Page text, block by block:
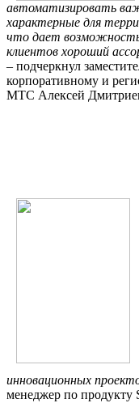
автоматизировать
характерные для
что дает
клиентов хороший
– подчеркнул
корпоративному и
МТС Алексей
инновационных
менеджер по продукту